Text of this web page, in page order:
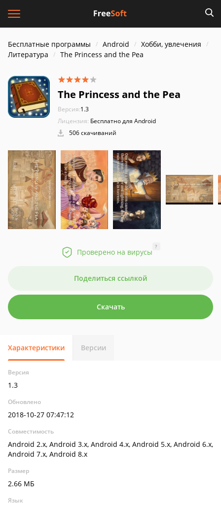
Бесплатные программы Android
Хобби, увлечения
Литература
The Princess and the Pea
The Princess and the Pea
Версия:1.3
Лицензия: Бесплатно для Android
506 скачиваний
Проверено на вирусы
?
Поделиться ссылкой
Скачать
Характеристики Версии
Версия
1.3
Обновлено
2018-10-27 07:47:12
Совместимость
Android 2.x, Android 3.x, Android 4.x, Android 5.x, Android 6.x,
Android 7.x, Android 8.x
Размер
2.66 МБ
Язык